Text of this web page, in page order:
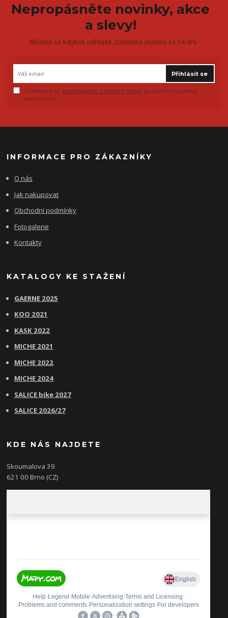
Nepropásněte novinky, akce
a slevy!
Můžete se kdykoli odhlásit. Zasíláme jednou za 14 dní.
Přihlásit se
Souhlasím se zpracováním osobních údajů za účelem rozesílky
newsletteru.
INFORMACE PRO ZÁKAZNÍKY
O nás
Jak nakupovat
Obchodní podmínky
Fotogalerie
Kontakty
KATALOGY KE STAŽENÍ
GAERNE 2025
KOO 2021
KASK 2022
MICHE 2021
MICHE 2022
MICHE 2024
SALICE bike 2027
SALICE 2026/27
KDE NÁS NAJDETE
Skoumalova 39
621 00 Brno (CZ)